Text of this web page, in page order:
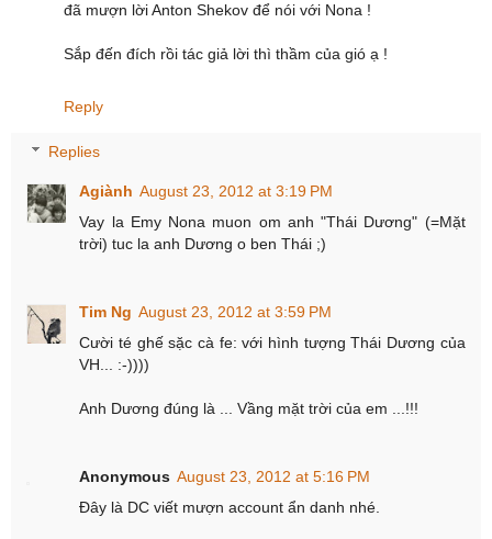
đã mượn lời Anton Shekov để nói với Nona !
Sắp đến đích rồi tác giả lời thì thầm của gió ạ !
Reply
Replies
Agiành August 23, 2012 at 3:19 PM
Vay la Emy Nona muon om anh "Thái Dương" (=Mặt
trời) tuc la anh Dương o ben Thái ;)
Tim Ng August 23, 2012 at 3:59 PM
Cười té ghế sặc cà fe: với hình tượng Thái Dương của
VH... :-))))
Anh Dương đúng là ... Vầng mặt trời của em ...!!!
Anonymous August 23, 2012 at 5:16 PM
Đây là DC viết mượn account ẩn danh nhé.